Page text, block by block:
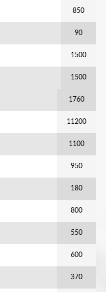
850
90
1500
1500
1760
11200
1100
950
180
800
550
600
370